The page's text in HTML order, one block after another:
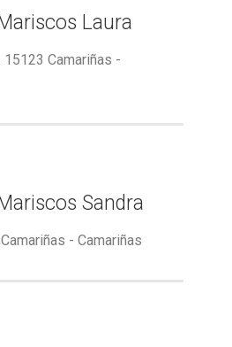
Laura
15123 Camariñas -
Sandra
- Camariñas